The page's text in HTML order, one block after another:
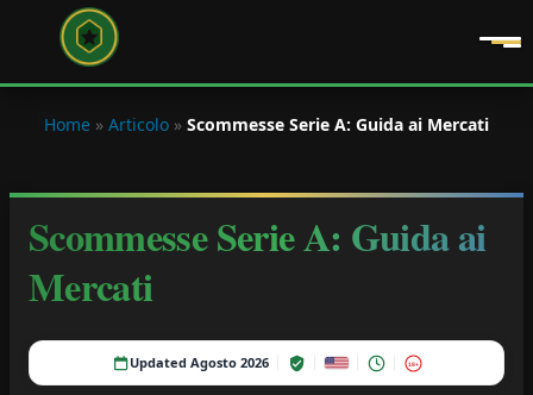
Home » Articolo » Scommesse Serie A: Guida ai Mercati
Scommesse Serie A: Guida ai
Mercati
Updated Agosto 2026 18+